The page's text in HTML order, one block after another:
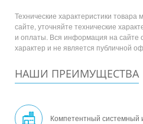
Технические характеристики товара
сайте, уточняйте технические
и оплаты. Вся информация на сайте
характер и не является публичной
НАШИ ПРЕИМУЩЕСТВА
Компетентный системный